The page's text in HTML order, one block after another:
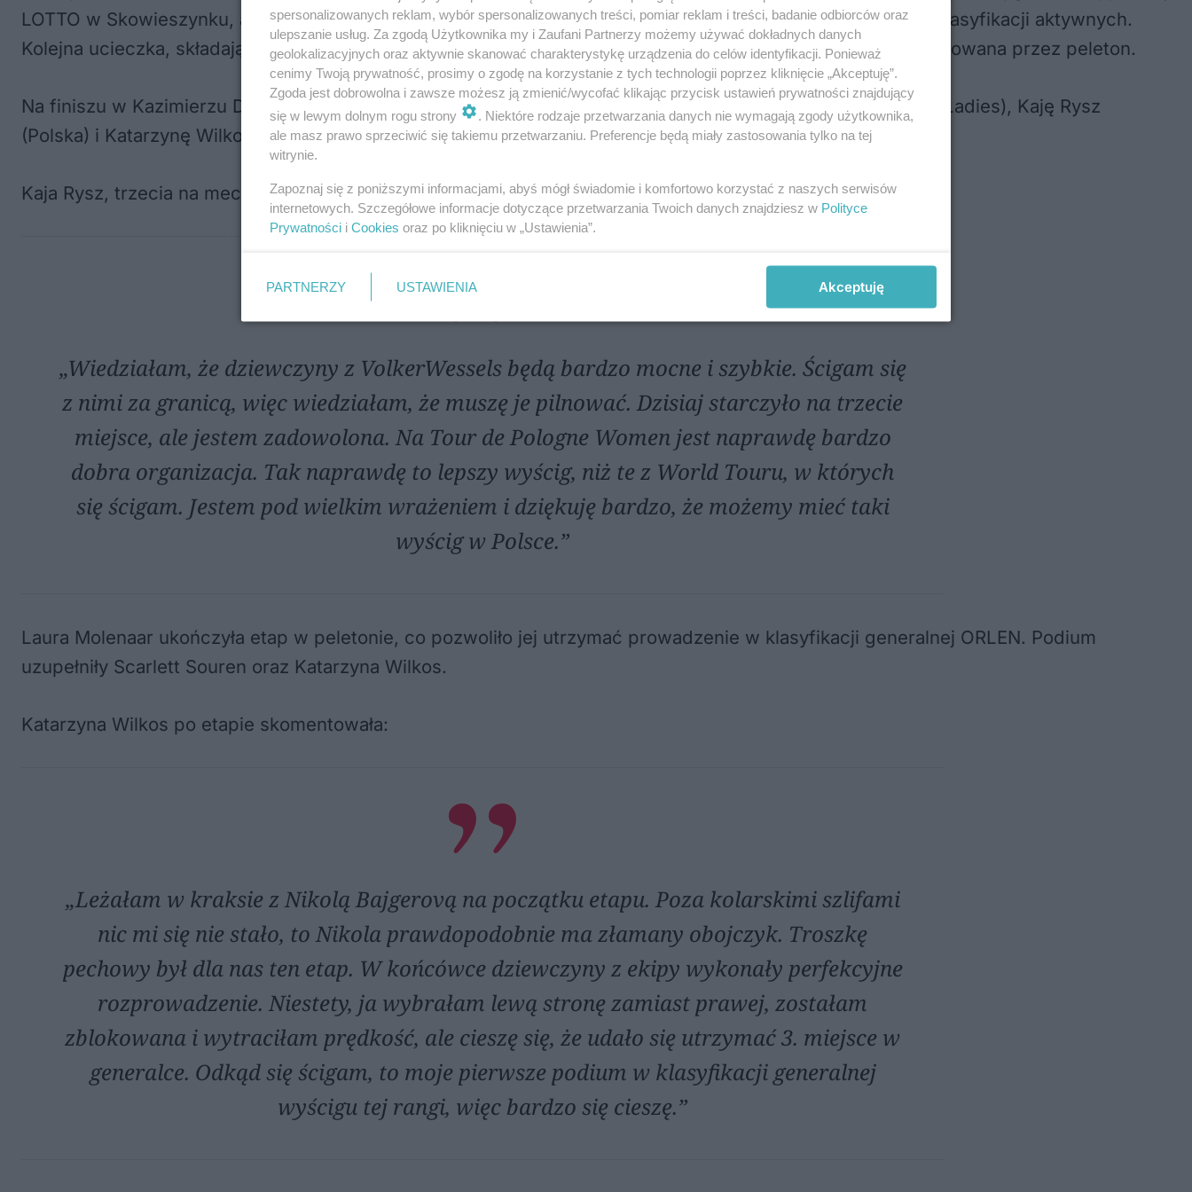
LOTTO w Skowieszynku, a Scarlett Souren zdobyła trzecie miejsce, co pozwoliło jej objąć prowadzenie w klasyfikacji aktywnych.
Kolejna ucieczka, składająca się z Norweżki Stine Dale i Czeszki Jarmili Machacovej, również została zlikwidowana przez peleton.
Na finiszu w Kazimierzu Dolnym triumfowała Scarlett Souren, wyprzedzając Annę van Wersch (Lotto Dstny Ladies), Kaję Rysz
(Polska) i Katarzynę Wilkos (MAT ATOM Deweloper Wrocław).
Kaja Rysz, trzecia na mecie, powiedziała:
„Wiedziałam, że dziewczyny z VolkerWessels będą bardzo mocne i szybkie. Ścigam się
z nimi za granicą, więc wiedziałam, że muszę je pilnować. Dzisiaj starczyło na trzecie
miejsce, ale jestem zadowolona. Na Tour de Pologne Women jest naprawdę bardzo
dobra organizacja. Tak naprawdę to lepszy wyścig, niż te z World Touru, w których
się ścigam. Jestem pod wielkim wrażeniem i dziękuję bardzo, że możemy mieć taki
wyścig w Polsce.”
Laura Molenaar ukończyła etap w peletonie, co pozwoliło jej utrzymać prowadzenie w klasyfikacji generalnej ORLEN. Podium
uzupełniły Scarlett Souren oraz Katarzyna Wilkos.
Katarzyna Wilkos po etapie skomentowała:
„Leżałam w kraksie z Nikolą Bajgerovą na początku etapu. Poza kolarskimi szlifami
nic mi się nie stało, to Nikola prawdopodobnie ma złamany obojczyk. Troszkę
pechowy był dla nas ten etap. W końcówce dziewczyny z ekipy wykonały perfekcyjne
rozprowadzenie. Niestety, ja wybrałam lewą stronę zamiast prawej, zostałam
zblokowana i wytraciłam prędkość, ale cieszę się, że udało się utrzymać 3. miejsce w
generalce. Odkąd się ścigam, to moje pierwsze podium w klasyfikacji generalnej
wyścigu tej rangi, więc bardzo się cieszę.”
spersonalizowanych reklam, wybór spersonalizowanych treści, pomiar reklam i treści, badanie odbiorców oraz
ulepszanie usług. Za zgodą Użytkownika my i Zaufani Partnerzy możemy używać dokładnych danych
geolokalizacyjnych oraz aktywnie skanować charakterystykę urządzenia do celów identyfikacji. Ponieważ
cenimy Twoją prywatność, prosimy o zgodę na korzystanie z tych technologii poprzez kliknięcie „Akceptuję”.
Zgoda jest dobrowolna i zawsze możesz ją zmienić/wycofać klikając przycisk ustawień prywatności znajdujący
się w lewym dolnym rogu strony
. Niektóre rodzaje przetwarzania danych nie wymagają zgody użytkownika,
ale masz prawo sprzeciwić się takiemu przetwarzaniu. Preferencje będą miały zastosowania tylko na tej
witrynie.
Zapoznaj się z poniższymi informacjami, abyś mógł świadomie i komfortowo korzystać z naszych serwisów
internetowych. Szczegółowe informacje dotyczące przetwarzania Twoich danych znajdziesz w Polityce
Prywatności i Cookies oraz po kliknięciu w „Ustawienia”.
PARTNERZY USTAWIENIA Akceptuję